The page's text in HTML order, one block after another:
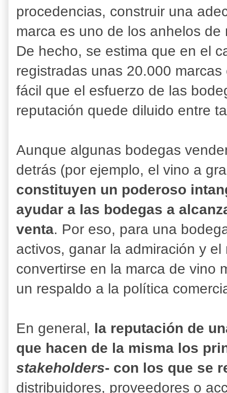
procedencias, construir una
marca es uno de los anhelos
De hecho, se estima que en el
registradas unas 20.000
fácil que el esfuerzo de las
reputación quede diluido entre
Aunque algunas bodegas
detrás (por ejemplo, el vino a
constituyen un poderoso
ayudar a las bodegas a
venta. Por eso, para una
activos, ganar la admiración y
convertirse en la marca de vino
un respaldo a la política
En general, la reputación de
que hacen de la misma los
stakeholders- con los que se
distribuidores, proveedores o